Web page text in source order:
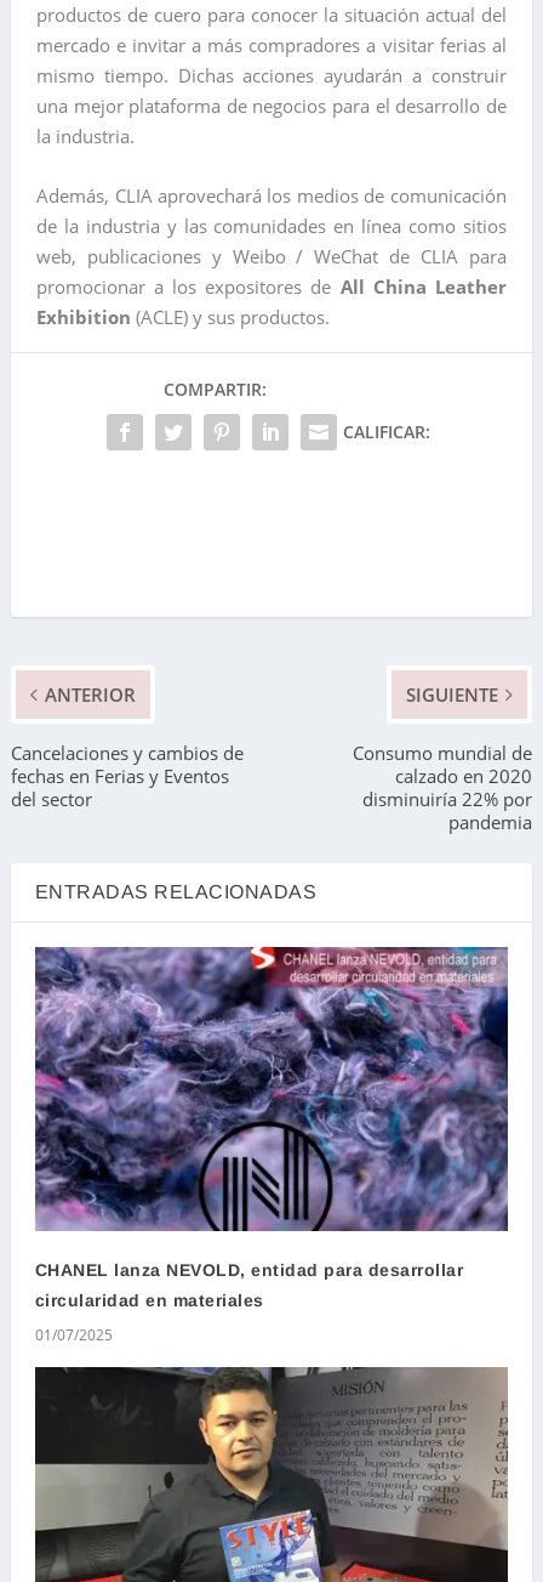
productos de cuero para conocer la situación actual del
mercado e invitar a más compradores a visitar ferias al
mismo tiempo. Dichas acciones ayudarán a construir
una mejor plataforma de negocios para el desarrollo de
la industria.
Además, CLIA aprovechará los medios de comunicación
de la industria y las comunidades en línea como sitios
web, publicaciones y Weibo / WeChat de CLIA para
promocionar a los expositores de All China Leather
Exhibition (ACLE) y sus productos.
COMPARTIR:
CALIFICAR:
ANTERIOR
Cancelaciones y cambios de
fechas en Ferias y Eventos
del sector
SIGUIENTE
Consumo mundial de
calzado en 2020
disminuiría 22% por
pandemia
ENTRADAS RELACIONADAS
CHANEL lanza NEVOLD, entidad para desarrollar
circularidad en materiales
01/07/2025